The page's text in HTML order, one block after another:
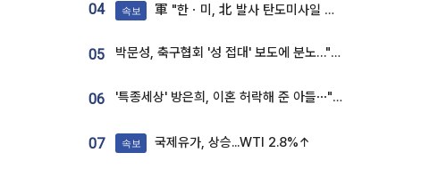
04 속보 軍 "한ㆍ미, 北 발사 탄도미사일 제원 정밀분석 중"
05 박문성, 축구협회 '성 접대' 보도에 분노…"다 말아먹으려고 작정했나"
06 '특종세상' 방은희, 이혼 허락해 준 아들⋯"너무 잘 커줬다" 오열
07 속보 국제유가, 상승...WTI 2.8%↑